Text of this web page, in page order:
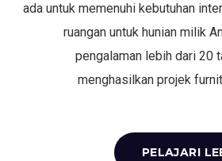
ada untuk memenuhi kebutuhan
ruangan untuk hunian milik
pengalaman lebih dari 20
menghasilkan projek
PELAJARI